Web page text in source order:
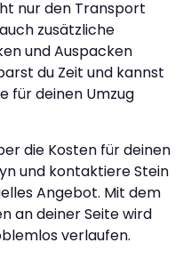
nur den Transport
zusätzliche
und Auspacken
du Zeit und kannst
für deinen Umzug
die Kosten für deinen
und kontaktiere Stein
Angebot. Mit dem
an deiner Seite wird
verlaufen.